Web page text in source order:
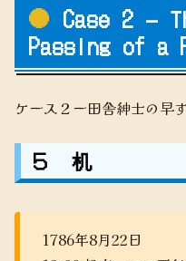
Case 2 –
Passing of a
ケース２ー田舎紳士の早
５ 机
1786年8月22日